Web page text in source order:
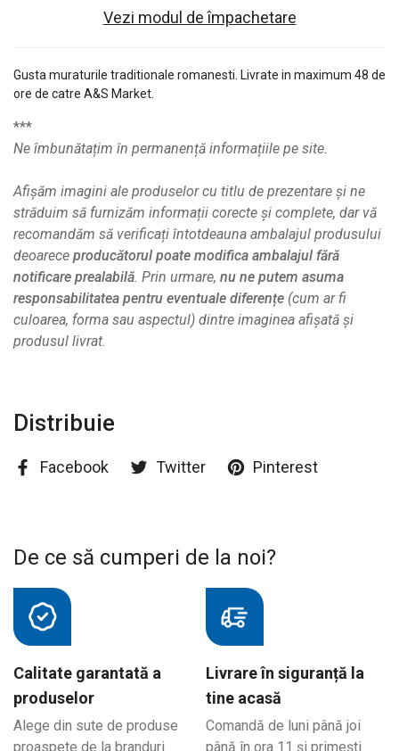
Vezi modul de împachetare
Gusta muraturile traditionale romanesti. Livrate in maximum 48 de
ore de catre A&S Market.
***
Ne îmbunătațim în permanență informațiile pe site.
Afișăm imagini ale produselor cu titlu de prezentare și ne
străduim să furnizăm informații corecte și complete, dar vă
recomandăm să verificați întotdeauna ambalajul produsului
deoarece producătorul poate modifica ambalajul fără
notificare prealabilă. Prin urmare, nu ne putem asuma
responsabilitatea pentru eventuale diferențe (cum ar fi
culoarea, forma sau aspectul) dintre imaginea afișată și
produsul livrat.
Distribuie
Facebook Twitter Pinterest
De ce să cumperi de la noi?
Calitate garantată a
produselor
Alege din sute de produse
proaspete de la branduri
Livrare în siguranță la
tine acasă
Comandă de luni până joi
până în ora 11 și primești